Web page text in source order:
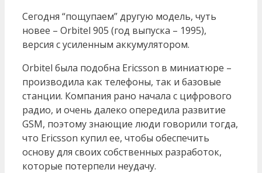
Сегодня “пощупаем” другую модель, чуть
новее – Orbitel 905 (год выпуска – 1995),
версия с усиленным аккумулятором.
Orbitel была подобна Ericsson в миниатюре –
производила как телефоны, так и базовые
станции. Компания рано начала с цифрового
радио, и очень далеко опередила развитие
GSM, поэтому знающие люди говорили тогда,
что Ericsson купил ее, чтобы обеспечить
основу для своих собственных разработок,
которые потерпели неудачу.